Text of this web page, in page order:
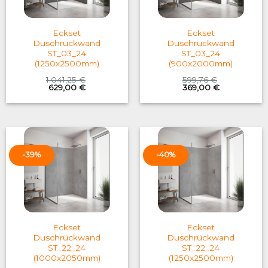
Eckset
Duschrückwand
ST_03_24
(1250x2500mm)
1.041,25€
Original
price
was:
629,00 €Current
is:
Eckset
Duschrückwand
ST_03_24
(900x2000mm)
599,76€
Original
price
was:
369,00 €Current
is:
-39%
Eckset
Duschrückwand
ST_22_24
(1000x2050mm)
-40%
Eckset
Duschrückwand
ST_22_24
(1250x2500mm)